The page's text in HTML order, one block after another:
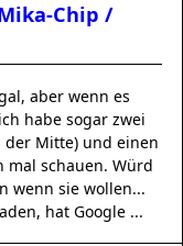
Chip /
aber wenn es
habe sogar zwei
der Mitte) und einen
mal schauen. Würd
wenn sie wollen...
hat Google ...